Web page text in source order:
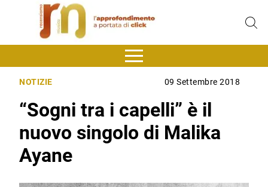
NOTIZIE 09 Settembre 2018
“Sogni tra i capelli” è il
nuovo singolo di Malika
Ayane